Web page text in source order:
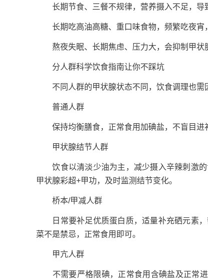
长期节食、三餐不规律，营养摄入不足，导
长期吃高油高糖、重口味食物，频繁吃夜宵
熬夜失眠、长期焦虑、压力大，会抑制甲状
分人群科学饮食指南让你不踩坑
不同人群的甲状腺状态不同，饮食调理也需
普通人群
保持均衡膳食，正常食用加碘盐，不盲目进
甲状腺结节人群
饮食以清淡少油为主，减少摄入辛辣刺激的
甲状腺彩超+甲功，及时监测结节变化。
桥本/甲减人群
日常要补足优质蛋白质，适量补充硒元素，
菜不是禁忌，正常食用即可。
甲亢人群
不需要严格限碘，正常食用含碘盐及正常进